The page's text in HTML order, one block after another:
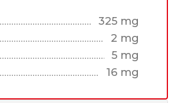
325 mg
2 mg
5 mg
16 mg